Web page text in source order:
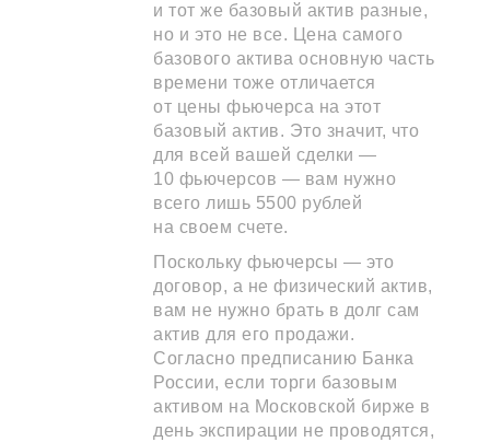
и тот же базовый актив разные,
но и это не все. Цена самого
базового актива основную часть
времени тоже отличается
от цены фьючерса на этот
базовый актив. Это значит, что
для всей вашей сделки —
10 фьючерсов — вам нужно
всего лишь 5500 рублей
на своем счете.
Поскольку фьючерсы — это
договор, а не физический актив,
вам не нужно брать в долг сам
актив для его продажи.
Согласно предписанию Банка
России, если торги базовым
активом на Московской бирже в
день экспирации не проводятся,